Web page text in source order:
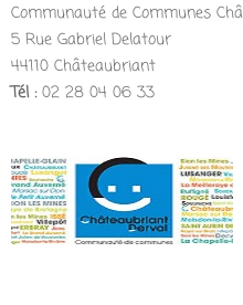
Communauté de Communes
5 Rue Gabriel Delatour
44110 Châteaubriant
Tél :02 28 04 06 33